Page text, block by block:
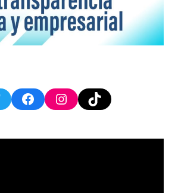
FacebookInstagram
TikTok